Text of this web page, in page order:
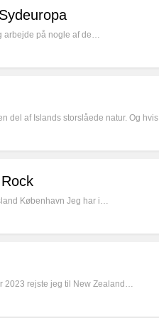
arbejde på nogle af de…
del af Islands storslåede natur. Og
København Jeg har i…
2023 rejste jeg til New Zealand…